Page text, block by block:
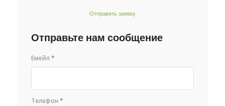
Отправить заявку
Отправьте нам сообщение
Емейл*
Телефон*